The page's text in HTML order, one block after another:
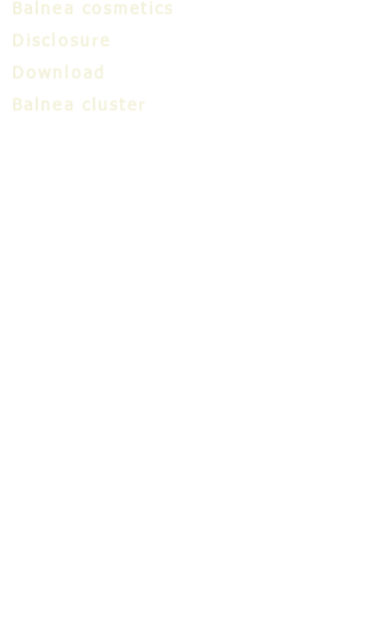
Balnea cosmetics
Disclosure
Download
Balnea cluster